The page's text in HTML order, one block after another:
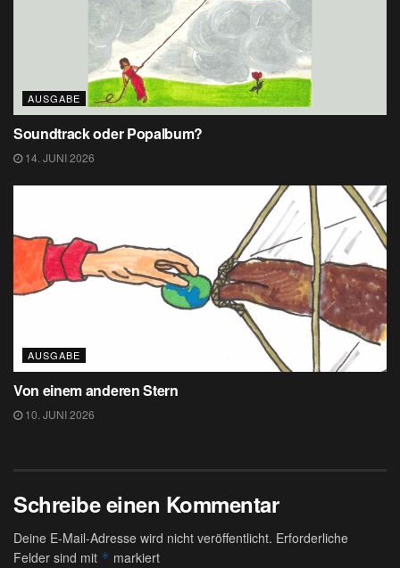
AUSGABE
Soundtrack oder Popalbum?
14. JUNI 2026
AUSGABE
Von einem anderen Stern
10. JUNI 2026
Schreibe einen Kommentar
Deine E-Mail-Adresse wird nicht veröffentlicht. Erforderliche
Felder sind mit * markiert